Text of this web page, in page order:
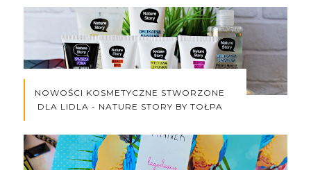
NOWOŚCI KOSMETYCZNE STWORZONE
DLA LIDLA - NATURE STORY BY TOŁPA